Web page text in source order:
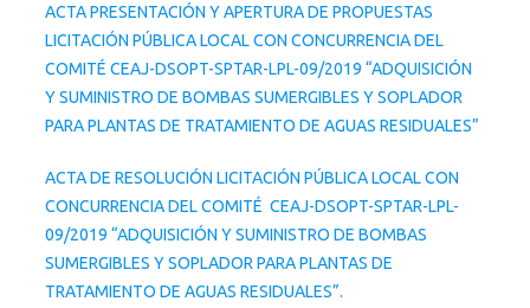
ACTA PRESENTACIÓN Y APERTURA DE PROPUESTAS
LICITACIÓN PÚBLICA LOCAL CON CONCURRENCIA DEL
COMITÉ CEAJ-DSOPT-SPTAR-LPL-09/2019 “ADQUISICIÓN
Y SUMINISTRO DE BOMBAS SUMERGIBLES Y SOPLADOR
PARA PLANTAS DE TRATAMIENTO DE AGUAS RESIDUALES”
ACTA DE RESOLUCIÓN LICITACIÓN PÚBLICA LOCAL CON
CONCURRENCIA DEL COMITÉ CEAJ-DSOPT-SPTAR-LPL-
09/2019 “ADQUISICIÓN Y SUMINISTRO DE BOMBAS
SUMERGIBLES Y SOPLADOR PARA PLANTAS DE
TRATAMIENTO DE AGUAS RESIDUALES”.